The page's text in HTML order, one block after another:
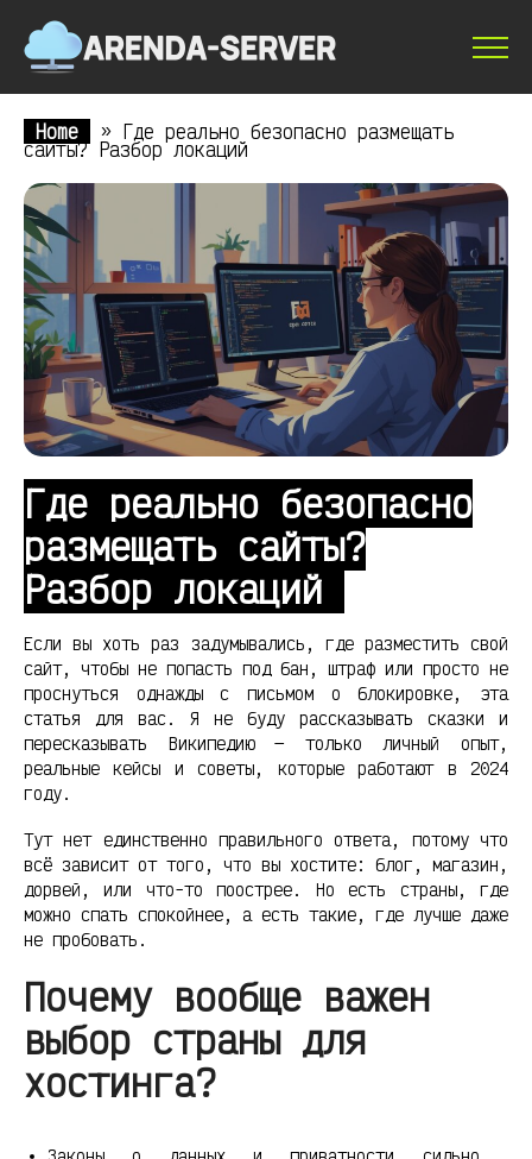
Home » Где реально безопасно размещать
сайты? Разбор локаций
Где реально безопасно
размещать сайты?
Разбор локаций
Если вы хоть раз задумывались, где разместить свой
сайт, чтобы не попасть под бан, штраф или просто не
проснуться однажды с письмом о блокировке, эта
статья для вас. Я не буду рассказывать сказки и
пересказывать Википедию — только личный опыт,
реальные кейсы и советы, которые работают в 2024
году.
Тут нет единственно правильного ответа, потому что
всё зависит от того, что вы хостите: блог, магазин,
дорвей, или что-то поострее. Но есть страны, где
можно спать спокойнее, а есть такие, где лучше даже
не пробовать.
Почему вообще важен
выбор страны для
хостинга?